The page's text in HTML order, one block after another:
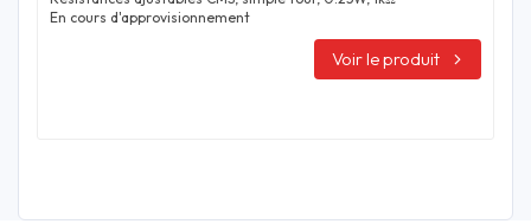
En cours d'approvisionnement
Voir le produit